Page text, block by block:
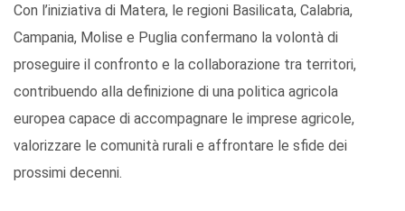
Con l’iniziativa di Matera, le regioni Basilicata, Calabria,
Campania, Molise e Puglia confermano la volontà di
proseguire il confronto e la collaborazione tra territori,
contribuendo alla definizione di una politica agricola
europea capace di accompagnare le imprese agricole,
valorizzare le comunità rurali e affrontare le sfide dei
prossimi decenni.